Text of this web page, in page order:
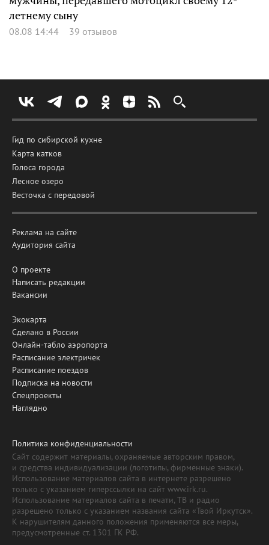
летнему сыну
08.08 14:44 39 отзывов
Гид по сибирской кухне
Карта катков
Голоса города
Лесное озеро
Весточка с передовой
Реклама на сайте
Аудитория сайта
О проекте
Написать редакции
Вакансии
Экокарта
Сделано в России
Онлайн-табло аэропорта
Расписание электричек
Расписание поездов
Подписка на новости
Спецпроекты
Наглядно
Политика конфиденциальности
Сайт содержит материалы, охраняемые авторским правом,
и средства индивидуализации (логотипы, фирменные знаки).
Использование материалов сайта в интернете разрешено
только с указанием гиперссылки на сайт www.irk.ru.
Использование материалов сайта в печати, ТВ и радио
разрешено только с указанием названия сайта «Твой Иркутск».
К нарушителям данного положения применяются все меры,
предусмотренные ст. 1301 ГК РФ.